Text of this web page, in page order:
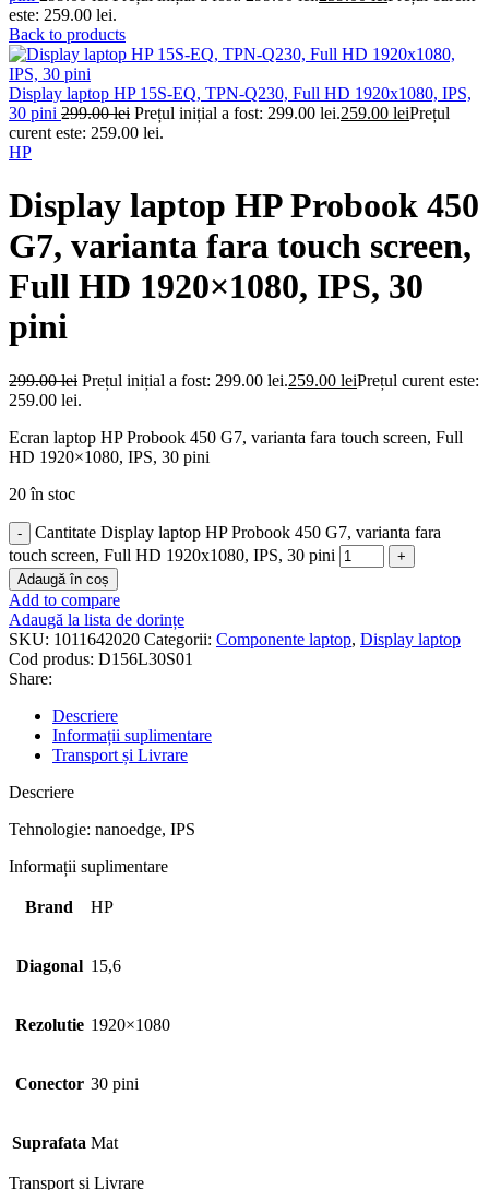
este: 259.00 lei.
Back to products
Display laptop HP 15S-EQ, TPN-Q230, Full HD 1920x1080, IPS,
30 pini 299.00lei Prețul inițial a fost: 299.00 lei.259.00 leiPrețul
curent este: 259.00 lei.
HP
Display laptop HP Probook 450
G7, varianta fara touch screen,
Full HD 1920×1080, IPS, 30
pini
299.00lei Prețul inițial a fost: 299.00 lei.259.00 leiPrețul curent este:
259.00 lei.
Ecran laptop HP Probook 450 G7, varianta fara touch screen, Full
HD 1920×1080, IPS, 30 pini
20 în stoc
Cantitate Display laptop HP Probook 450 G7, varianta fara
touch screen, Full HD 1920x1080, IPS, 30 pini
Adaugă în coș
Add to compare
Adaugă la lista de dorințe
SKU: 1011642020 Categorii: Componente laptop, Display laptop
Cod produs: D156L30S01
Share:
Descriere
Informații suplimentare
Transport și Livrare
Descriere
Tehnologie: nanoedge, IPS
Informații suplimentare
Brand HP
Diagonal 15,6
Rezolutie 1920×1080
Conector 30 pini
Suprafata Mat
Transport și Livrare